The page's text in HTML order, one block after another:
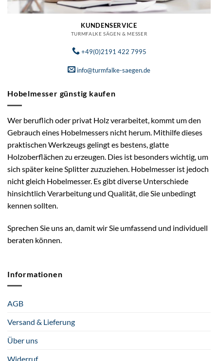
KUNDENSERVICE
TURMFALKE SÄGEN & MESSER
+49(0)2191 422 7995
info@turmfalke-saegen.de
Hobelmesser günstig kaufen
Wer beruflich oder privat Holz verarbeitet, kommt um den
Gebrauch eines Hobelmessers nicht herum. Mithilfe dieses
praktischen Werkzeugs gelingt es bestens, glatte
Holzoberflächen zu erzeugen. Dies ist besonders wichtig, um
sich später keine Splitter zuzuziehen. Hobelmesser ist jedoch
nicht gleich Hobelmesser. Es gibt diverse Unterschiede
hinsichtlich Verarbeitung und Qualität, die Sie unbedingt
kennen sollten.
Sprechen Sie uns an, damit wir Sie umfassend und individuell
beraten können.
Informationen
AGB
Versand & Lieferung
Über uns
Widerruf